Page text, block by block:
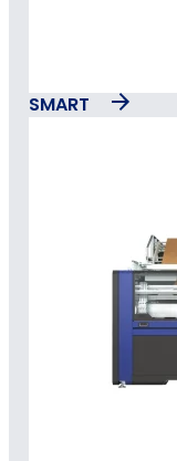
SMART